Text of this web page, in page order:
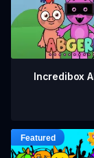
Incredibox